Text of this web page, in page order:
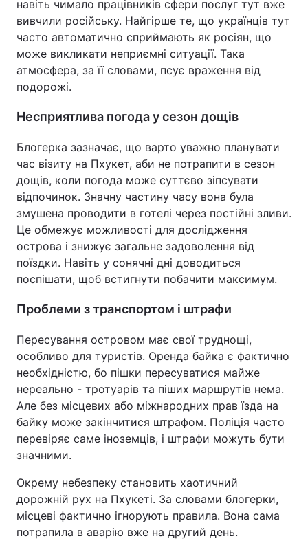
навіть чимало працівників сфери послуг тут вже
вивчили російську. Найгірше те, що українців тут
часто автоматично сприймають як росіян, що
може викликати неприємні ситуації. Така
атмосфера, за її словами, псує враження від
подорожі.
Несприятлива погода у сезон дощів
Блогерка зазначає, що варто уважно планувати
час візиту на Пхукет, аби не потрапити в сезон
дощів, коли погода може суттєво зіпсувати
відпочинок. Значну частину часу вона була
змушена проводити в готелі через постійні зливи.
Це обмежує можливості для дослідження
острова і знижує загальне задоволення від
поїздки. Навіть у сонячні дні доводиться
поспішати, щоб встигнути побачити максимум.
Проблеми з транспортом і штрафи
Пересування островом має свої труднощі,
особливо для туристів. Оренда байка є фактично
необхідністю, бо пішки пересуватися майже
нереально - тротуарів та піших маршрутів нема.
Але без місцевих або міжнародних прав їзда на
байку може закінчитися штрафом. Поліція часто
перевіряє саме іноземців, і штрафи можуть бути
значними.
Окрему небезпеку становить хаотичний
дорожній рух на Пхукеті. За словами блогерки,
місцеві фактично ігнорують правила. Вона сама
потрапила в аварію вже на другий день.